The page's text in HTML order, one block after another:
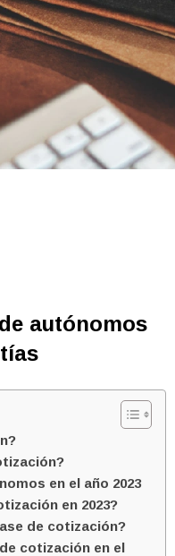
autónomos
en el año 2023
en 2023?
de cotización?
cotización en el